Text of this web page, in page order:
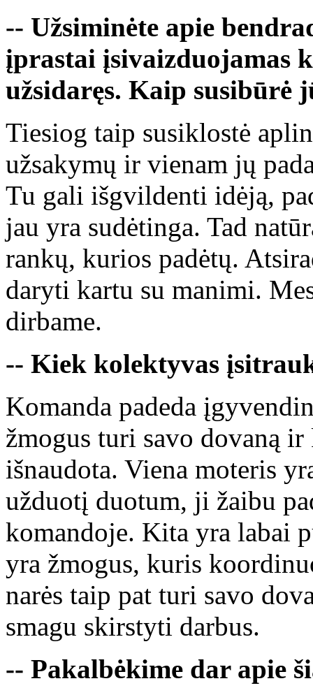
-- Užsiminėte apie
įprastai įsivaizduojamas
užsidaręs. Kaip susibūrė
Tiesiog taip susiklostė
užsakymų ir vienam jų
Tu gali išgvildenti idėją,
jau yra sudėtinga. Tad
rankų, kurios padėtų.
daryti kartu su manimi.
dirbame.
-- Kiek kolektyvas
Komanda padeda
žmogus turi savo dovaną
išnaudota. Viena moteris
užduotį duotum, ji žaibu
komandoje. Kita yra labai
yra žmogus, kuris
narės taip pat turi savo
smagu skirstyti darbus.
-- Pakalbėkime dar apie